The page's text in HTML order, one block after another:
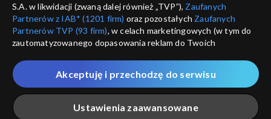
S.A. w likwidacji (zwaną dalej również „TVP”), Zaufanych
Partnerów z IAB* (1201 firm) oraz pozostałych Zaufanych
Partnerów TVP (93 firm), w celach marketingowych (w tym do
zautomatyzowanego dopasowania reklam do Twoich
które wskazujemy poniżej, a także zgody na udostępnianie
przez nas identyfikatora PPID do Google.
Twoje dane osobowe zbierane podczas odwiedzania przez
Ciebie naszych
poszczególnych serwisówzwanych dalej
Ustawienia zaawansowane
Akceptuję i przechodzę do serwisu